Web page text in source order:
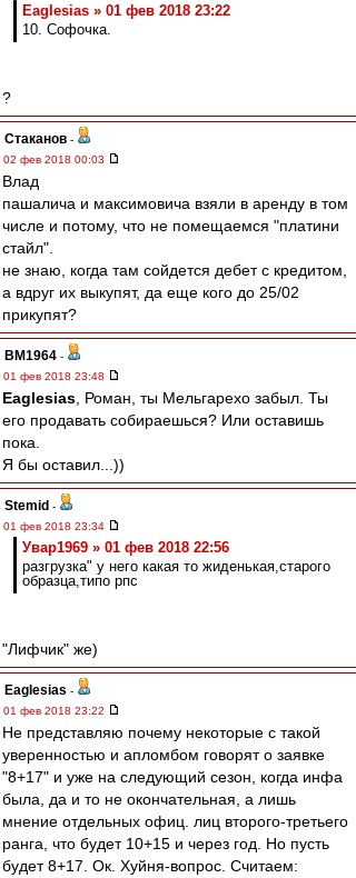
Eaglesias » 01 фев 2018 23:22
10. Софочка.
?
Cтаканов -
02 фев 2018 00:03
Влад
пашалича и максимовича взяли в аренду в том
числе и потому, что не помещаемся "платини
стайл".
не знаю, когда там сойдется дебет с кредитом,
а вдруг их выкупят, да еще кого до 25/02
прикупят?
BM1964 -
01 фев 2018 23:48
Eaglesias , Роман, ты Мельгарехо забыл. Ты
его продавать собираешься? Или оставишь
пока.
Я бы оставил...))
Stemid -
01 фев 2018 23:34
Увар1969 » 01 фев 2018 22:56
разгрузка" у него какая то жиденькая,старого
образца,типо рпс
"Лифчик" же)
Eaglesias -
01 фев 2018 23:22
Не представляю почему некоторые с такой
уверенностью и апломбом говорят о заявке
"8+17" и уже на следующий сезон, когда инфа
была, да и то не окончательная, а лишь
мнение отдельных офиц. лиц второго-третьего
ранга, что будет 10+15 и через год. Но пусть
будет 8+17. Ок. Хуйня-вопрос. Считаем: